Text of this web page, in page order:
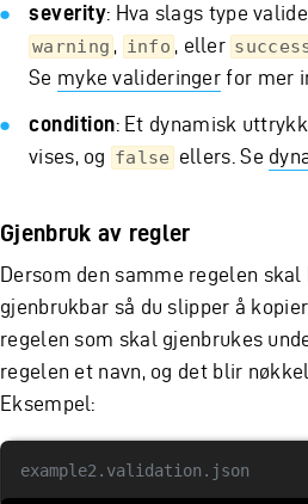
severity: Hva slags type
warning , info , eller
Se myke valideringer for mer
condition: Et dynamisk
vises, og false ellers. Se
Gjenbruk av regler
Dersom den samme regelen
gjenbrukbar så du slipper å
regelen som skal gjenbrukes
regelen et navn, og det blir
Eksempel:
example2.validation.json